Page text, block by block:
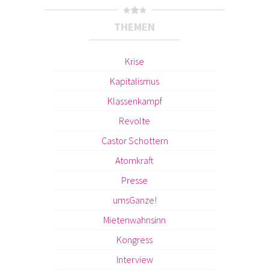
THEMEN
Krise
Kapitalismus
Klassenkampf
Revolte
Castor Schottern
Atomkraft
Presse
umsGanze!
Mietenwahnsinn
Kongress
Interview